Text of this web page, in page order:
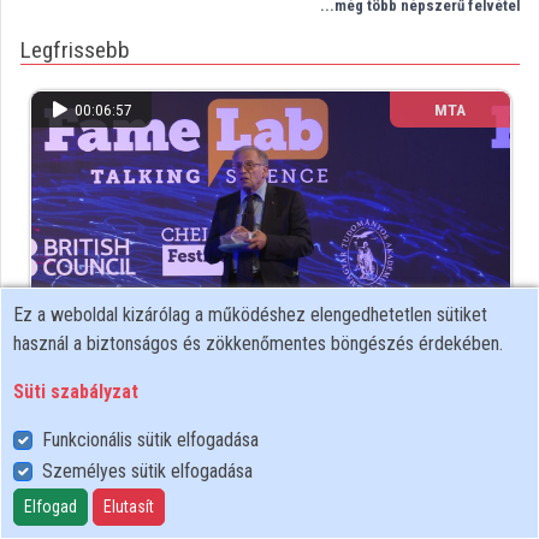
Közreműködők
...még több népszerű felvétel
Legfrissebb
00:06:57 MTA
Felkai Péter - Torkig lakva COVID-dal – avagy hogyan
143 megtekintés
Ez a weboldal kizárólag a működéshez elengedhetetlen sütiket
használ a biztonságos és zökkenőmentes böngészés érdekében.
Süti szabályzat
Funkcionális sütik elfogadása
Személyes sütik elfogadása
Elfogad Elutasít